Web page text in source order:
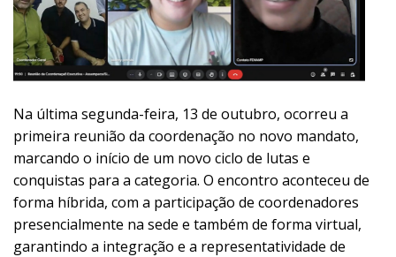
Na última segunda-feira, 13 de outubro, ocorreu a
primeira reunião da coordenação no novo mandato,
marcando o início de um novo ciclo de lutas e
conquistas para a categoria. O encontro aconteceu de
forma híbrida, com a participação de coordenadores
presencialmente na sede e também de forma virtual,
garantindo a integração e a representatividade de